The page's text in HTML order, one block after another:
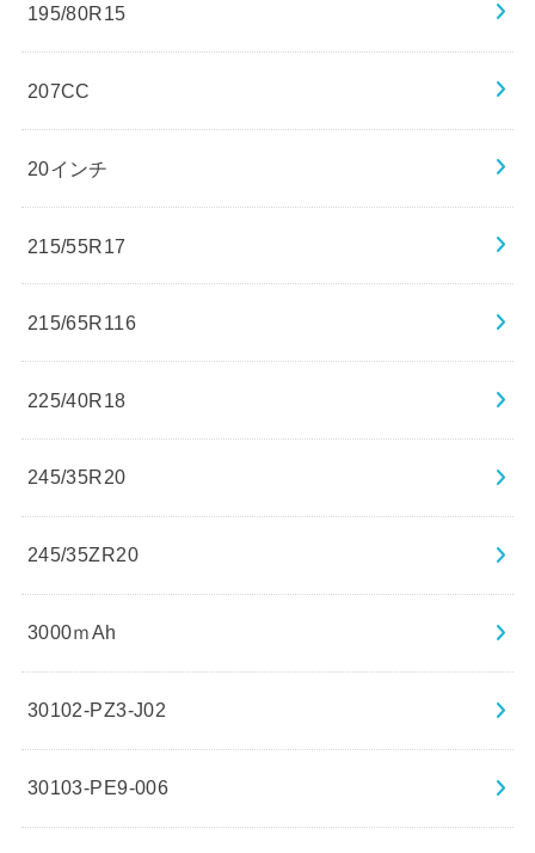
195/80R15
207CC
20インチ
215/55R17
215/65R116
225/40R18
245/35R20
245/35ZR20
3000ｍAh
30102-PZ3-J02
30103-PE9-006